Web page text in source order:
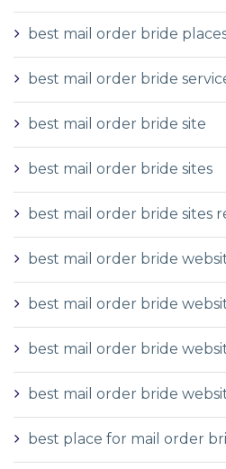
best mail order bride
best mail order bride
best mail order bride site
best mail order bride sites
best mail order bride sites
best mail order bride
best mail order bride
best mail order bride
best mail order bride
best place for mail order